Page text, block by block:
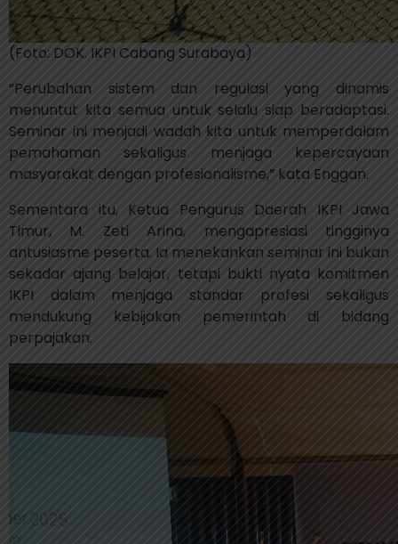
(Foto: DOK. IKPI Cabang Surabaya)
“Perubahan sistem dan regulasi yang dinamis
menuntut kita semua untuk selalu siap beradaptasi.
Seminar ini menjadi wadah kita untuk memperdalam
pemahaman sekaligus menjaga kepercayaan
masyarakat dengan profesionalisme,” kata Enggan.
Sementara itu, Ketua Pengurus Daerah IKPI Jawa
Timur, M. Zeti Arina, mengapresiasi tingginya
antusiasme peserta. Ia menekankan seminar ini bukan
sekadar ajang belajar, tetapi bukti nyata komitmen
IKPI dalam menjaga standar profesi sekaligus
mendukung kebijakan pemerintah di bidang
perpajakan.